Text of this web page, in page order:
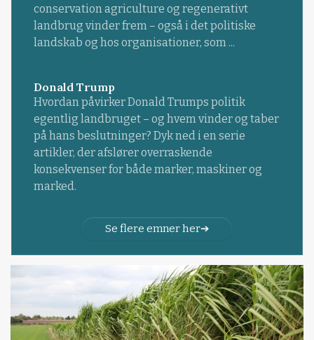
conservation agriculture og regenerativt
landbrug vinder frem – også i det politiske
landskab og hos organisationer, som ...
Donald Trump
Hvordan påvirker Donald Trumps politik
egentlig landbruget – og hvem vinder og taber
på hans beslutninger? Dyk ned i en serie
artikler, der afslører overraskende
konsekvenser for både marker, maskiner og
marked.
Se flere emner her